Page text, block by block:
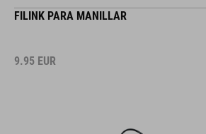
FILINK PARA MANILLAR
9.95 EUR